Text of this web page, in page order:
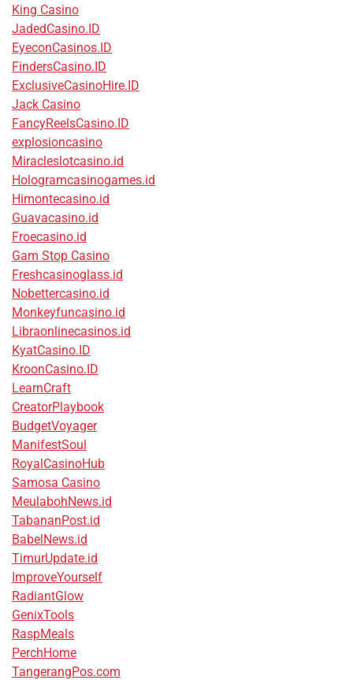
King Casino
JadedCasino.ID
EyeconCasinos.ID
FindersCasino.ID
ExclusiveCasinoHire.ID
Jack Casino
FancyReelsCasino.ID
explosioncasino
Miracleslotcasino.id
Hologramcasinogames.id
Himontecasino.id
Guavacasino.id
Froecasino.id
Gam Stop Casino
Freshcasinoglass.id
Nobettercasino.id
Monkeyfuncasino.id
Libraonlinecasinos.id
KyatCasino.ID
KroonCasino.ID
LearnCraft
CreatorPlaybook
BudgetVoyager
ManifestSoul
RoyalCasinoHub
Samosa Casino
MeulabohNews.id
TabananPost.id
BabelNews.id
TimurUpdate.id
ImproveYourself
RadiantGlow
GenixTools
RaspMeals
PerchHome
TangerangPos.com